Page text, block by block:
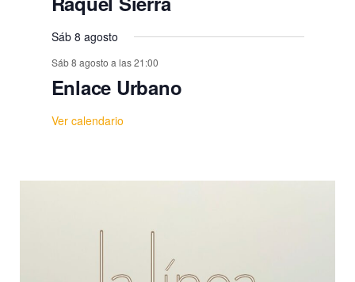
Sáb 8 agosto
Sáb 8 agosto a las 21:00
Enlace Urbano
Ver calendario